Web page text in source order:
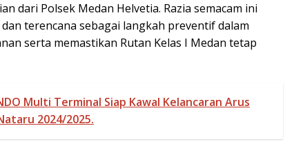
dari Polsek Medan Helvetia. Razia semacam ini
terencana sebagai langkah preventif dalam
serta memastikan Rutan Kelas I Medan tetap
Multi Terminal Siap Kawal Kelancaran Arus
2024/2025.